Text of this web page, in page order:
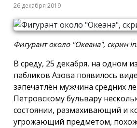
26 декабря 2019
Фигурант около "Океана", скрин
В среду, 25 декабря, на одном
пабликов Азова появилось
запечатлён мужчина средних
Петровскому бульвару
состоянии, размахивающий и
угрожающий предметом,